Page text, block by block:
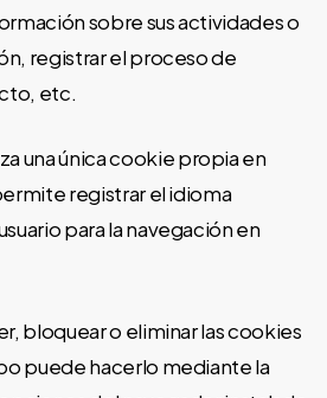
sobre sus actividades o
registrar el proceso de
etc.
una única cookie propia en
registrar el idioma
para la navegación en
bloquear o eliminar las cookies
puede hacerlo mediante la